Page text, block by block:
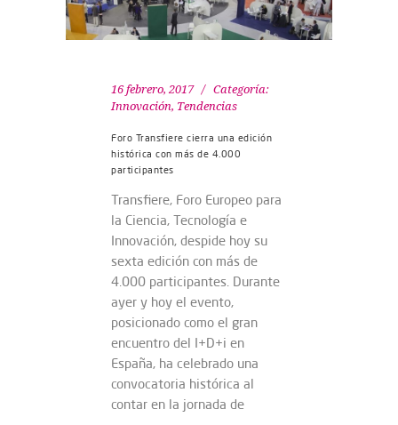
16 febrero, 2017
Categoría:
Innovación, Tendencias
Foro Transfiere cierra una edición
histórica con más de 4.000
participantes
Transfiere, Foro Europeo para
la Ciencia, Tecnología e
Innovación, despide hoy su
sexta edición con más de
4.000 participantes. Durante
ayer y hoy el evento,
posicionado como el gran
encuentro del I+D+i en
España, ha celebrado una
convocatoria histórica al
contar en la jornada de